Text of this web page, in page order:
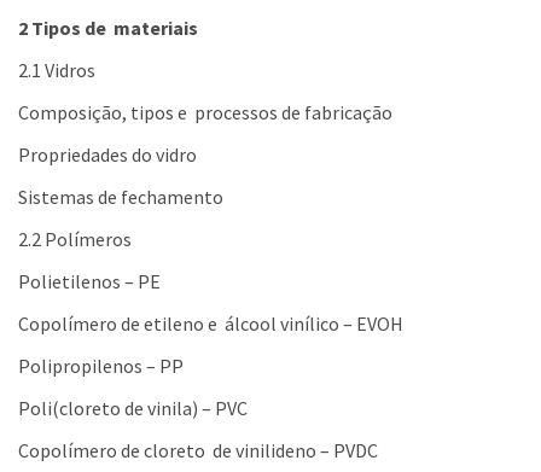
2 Tipos de materiais
2.1 Vidros
Composição, tipos e processos de fabricação
Propriedades do vidro
Sistemas de fechamento
2.2 Polímeros
Polietilenos – PE
Copolímero de etileno e álcool vinílico – EVOH
Polipropilenos – PP
Poli(cloreto de vinila) – PVC
Copolímero de cloreto de vinilideno – PVDC